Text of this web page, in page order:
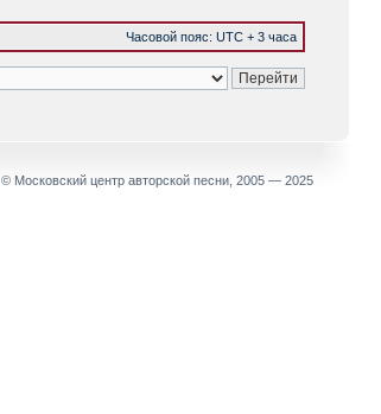
Часовой пояс: UTC + 3 часа
© Московский центр авторской песни, 2005 — 2025